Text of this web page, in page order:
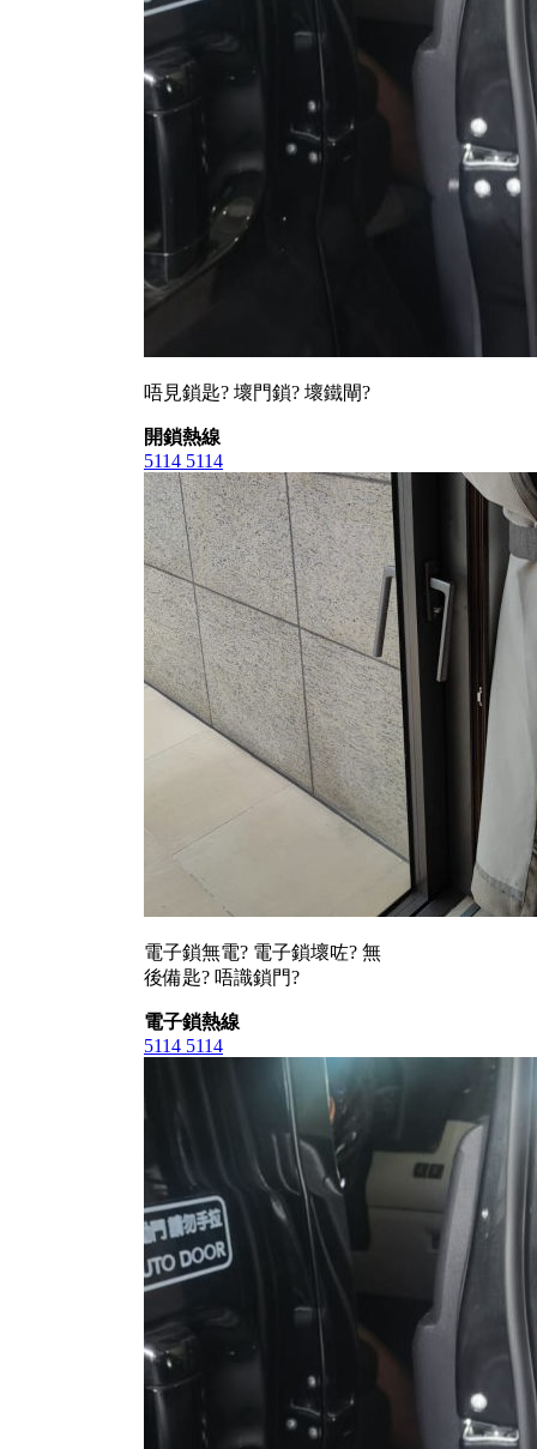
唔見鎖匙? 壞門鎖? 壞鐵閘?
開鎖熱線
5114 5114
電子鎖無電? 電子鎖壞咗? 無
後備匙? 唔識鎖門?
電子鎖熱線
5114 5114